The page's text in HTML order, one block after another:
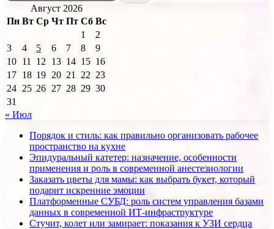
Август 2026
Пн Вт Ср Чт Пт Сб Вс
1
2
3
4 5 6 7 8
9
10 11 12 13 14 15 16
17 18 19 20 21 22 23
24 25 26 27 28 29 30
31
« Июл
Порядок и стиль: как правильно организовать рабочее
пространство на кухне
Эпидуральный катетер: назначение, особенности
применения и роль в современной анестезиологии
Заказать цветы для мамы: как выбрать букет, который
подарит искренние эмоции
Платформенные СУБД: роль систем управления базами
данных в современной ИТ-инфраструктуре
Стучит, колет или замирает: показания к УЗИ сердца